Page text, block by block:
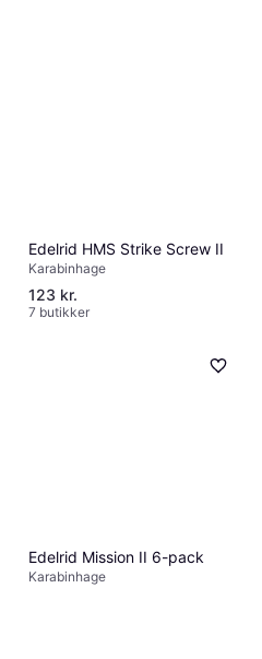
Edelrid HMS Strike Screw II
Karabinhage
123 kr.
7 butikker
Edelrid Mission II 6-pack
Karabinhage